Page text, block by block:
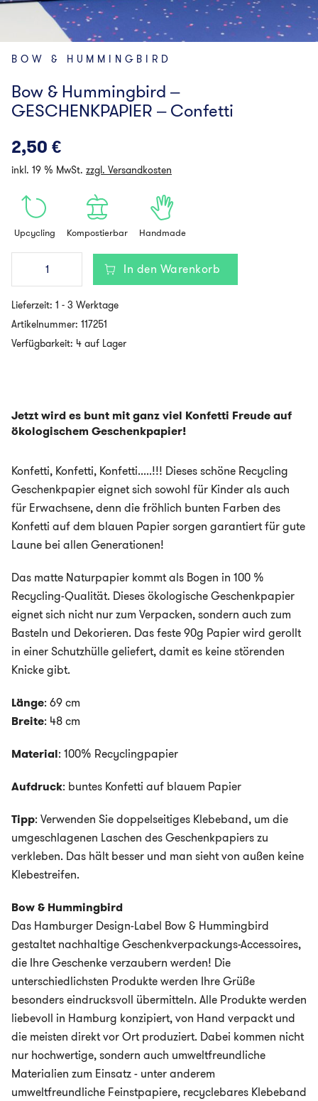
BOW & HUMMINGBIRD
Bow & Hummingbird –
GESCHENKPAPIER – Confetti
2,50 €
inkl. 19 % MwSt. zzgl. Versandkosten
Upcycling Kompostierbar Handmade
Bow
Hummingbird
GESCHENKPAPIER
-
Menge
In den Warenkorb
Lieferzeit: 1 - 3 Werktage
Artikelnummer: 117251
Verfügbarkeit: 4 auf Lager
Jetzt wird es bunt mit ganz viel Konfetti Freude auf
ökologischem Geschenkpapier!
Konfetti, Konfetti, Konfetti.....!!! Dieses schöne Recycling
Geschenkpapier eignet sich sowohl für Kinder als auch
für Erwachsene, denn die fröhlich bunten Farben des
Konfetti auf dem blauen Papier sorgen garantiert für gute
Laune bei allen Generationen!
Das matte Naturpapier kommt als Bogen in 100 %
Recycling-Qualität. Dieses ökologische Geschenkpapier
eignet sich nicht nur zum Verpacken, sondern auch zum
Basteln und Dekorieren. Das feste 90g Papier wird gerollt
in einer Schutzhülle geliefert, damit es keine störenden
Knicke gibt.
Länge: 69 cm
Breite: 48 cm
Material: 100% Recyclingpapier
Aufdruck: buntes Konfetti auf blauem Papier
Tipp: Verwenden Sie doppelseitiges Klebeband, um die
umgeschlagenen Laschen des Geschenkpapiers zu
verkleben. Das hält besser und man sieht von außen keine
Klebestreifen.
Bow & Hummingbird
Das Hamburger Design-Label Bow & Hummingbird
gestaltet nachhaltige Geschenkverpackungs-Accessoires,
die Ihre Geschenke verzaubern werden! Die
unterschiedlichsten Produkte werden Ihre Grüße
besonders eindrucksvoll übermitteln. Alle Produkte werden
liebevoll in Hamburg konzipiert, von Hand verpackt und
die meisten direkt vor Ort produziert. Dabei kommen nicht
nur hochwertige, sondern auch umweltfreundliche
Materialien zum Einsatz - unter anderem
umweltfreundliche Feinstpapiere, recyclebares Klebeband